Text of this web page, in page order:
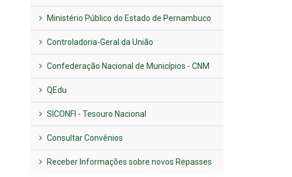
Ministério Público do Estado de Pernambuco
Controladoria-Geral da União
Confederação Nacional de Municípios - CNM
QEdu
SICONFI - Tesouro Nacional
Consultar Convênios
Receber Informações sobre novos Repasses